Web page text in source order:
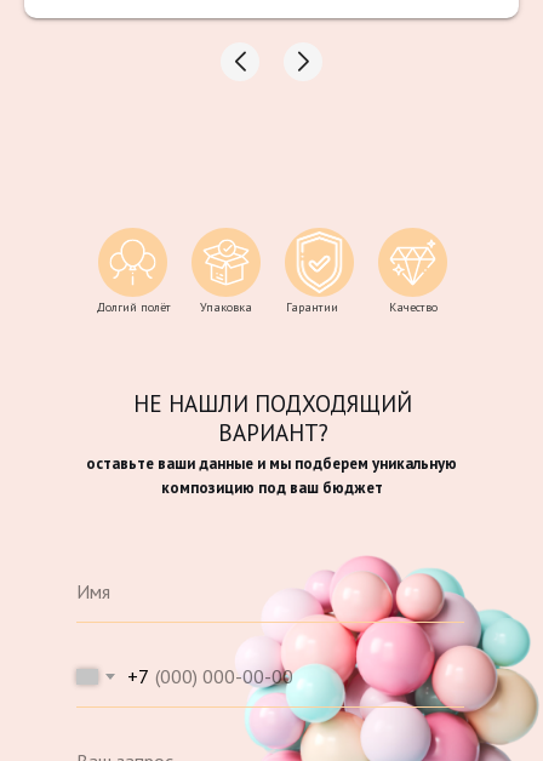
Долгий полёт Упаковка Гарантии Качество
+7
оставьте ваши данные и мы подберем уникальную
композицию под ваш бюджет
НЕ НАШЛИ ПОДХОДЯЩИЙ
ВАРИАНТ?